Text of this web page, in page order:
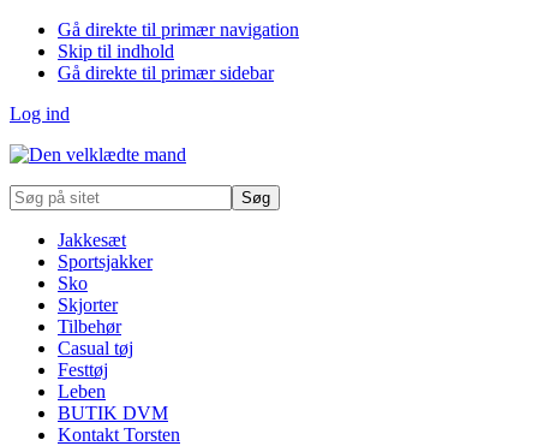
Gå direkte til primær navigation
Skip til indhold
Gå direkte til primær sidebar
Log ind
Søg
på
Jakkesæt
Sportsjakker
Sko
Skjorter
Tilbehør
Casual tøj
Festtøj
Leben
BUTIK DVM
Kontakt Torsten